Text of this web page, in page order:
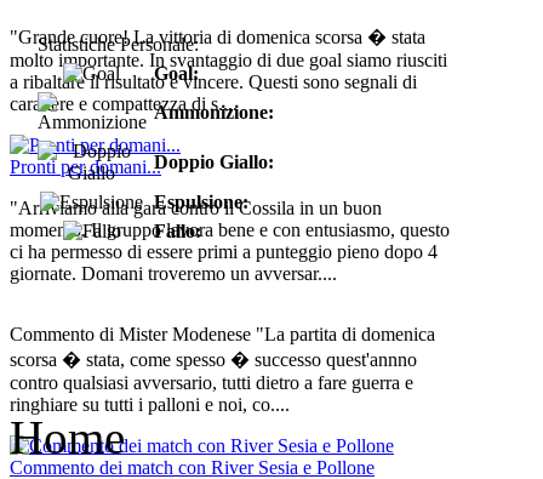
"Grande cuore! La vittoria di domenica scorsa � stata
molto importante. In svantaggio di due goal siamo riusciti
a ribaltare il risultato e vincere. Questi sono segnali di
carattere e compattezza di s....
Pronti per domani...
"Arriviamo alla gara contro il Cossila in un buon
momento. Il gruppo lavora bene e con entusiasmo, questo
ci ha permesso di essere primi a punteggio pieno dopo 4
giornate. Domani troveremo un avversar....
Commento di Mister Modenese "La partita di domenica
scorsa � stata, come spesso � successo quest'annno
contro qualsiasi avversario, tutti dietro a fare guerra e
ringhiare su tutti i palloni e noi, co....
Commento dei match con River Sesia e Pollone
Statistiche Personale:
Goal:
Ammonizione:
Doppio Giallo:
Espulsione:
Fallo:
Home